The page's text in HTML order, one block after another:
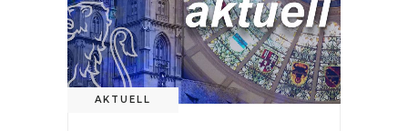
AKTUELL